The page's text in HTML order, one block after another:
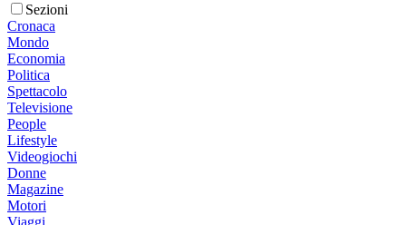
Sezioni
Cronaca
Mondo
Economia
Politica
Spettacolo
Televisione
People
Lifestyle
Videogiochi
Donne
Magazine
Motori
Viaggi